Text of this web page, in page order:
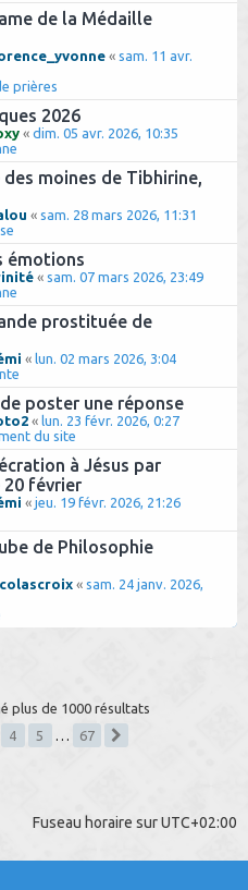
de la Médaille
« sam. 11 avr.
prières
2026
« dim. 05 avr. 2026, 10:35
moines de Tibhirine,
« sam. 28 mars 2026, 11:31
émotions
« sam. 07 mars 2026, 23:49
prostituée de
« lun. 02 mars 2026, 3:04
poster une réponse
« lun. 23 févr. 2026, 0:27
du site
à Jésus par
février
« jeu. 19 févr. 2026, 21:26
de Philosophie
« sam. 24 janv. 2026,
plus de 1000 résultats
4 5
67
Fuseau horaire surUTC+02:00